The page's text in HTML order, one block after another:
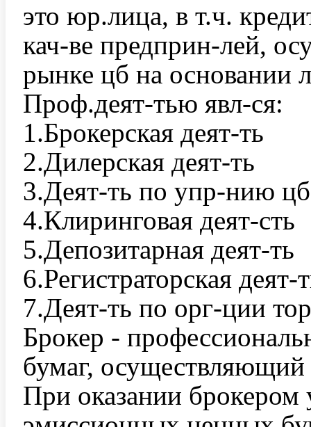
это юр.лица, в т.ч.
кач-ве предприн-лей,
рынке цб на основании
Проф.деят-тью явл-ся:
1.Брокерская деят-ть
2.Дилерская деят-ть
3.Деят-ть по упр-нию цб
4.Клиринговая деят-сть
5.Депозитарная деят-ть
6.Регистраторская деят-
7.Деят-ть по орг-ции
Брокер -
бумаг, осуществляющий
При оказании